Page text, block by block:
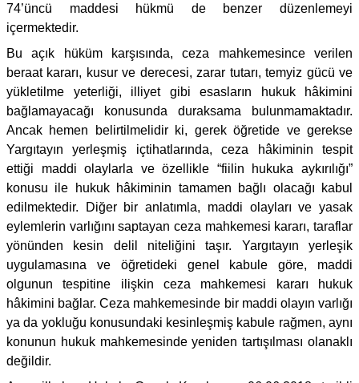
74’üncü maddesi hükmü de benzer düzenlemeyi
içermektedir.
Bu açık hüküm karşısında, ceza mahkemesince verilen
beraat kararı, kusur ve derecesi, zarar tutarı, temyiz gücü ve
yükletilme yeterliği, illiyet gibi esasların hukuk hâkimini
bağlamayacağı konusunda duraksama bulunmamaktadır.
Ancak hemen belirtilmelidir ki, gerek öğretide ve gerekse
Yargıtayın yerleşmiş içtihatlarında, ceza hâkiminin tespit
ettiği maddi olaylarla ve özellikle “fiilin hukuka aykırılığı”
konusu ile hukuk hâkiminin tamamen bağlı olacağı kabul
edilmektedir. Diğer bir anlatımla, maddi olayları ve yasak
eylemlerin varlığını saptayan ceza mahkemesi kararı, taraflar
yönünden kesin delil niteliğini taşır. Yargıtayın yerleşik
uygulamasına ve öğretideki genel kabule göre, maddi
olgunun tespitine ilişkin ceza mahkemesi kararı hukuk
hâkimini bağlar. Ceza mahkemesinde bir maddi olayın varlığı
ya da yokluğu konusundaki kesinleşmiş kabule rağmen, aynı
konunun hukuk mahkemesinde yeniden tartışılması olanaklı
değildir.